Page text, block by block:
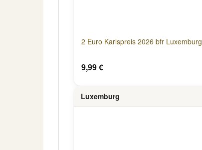
2 Euro Karlspreis 2026 bfr Luxemburg
9,99 €
Luxemburg